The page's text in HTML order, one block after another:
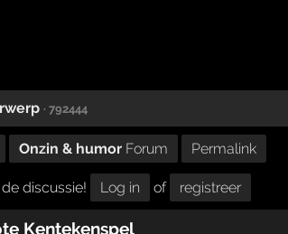
· 792444
Onzin & humor Forum Permalink
discussie! Log in of registreer
Kentekenspel